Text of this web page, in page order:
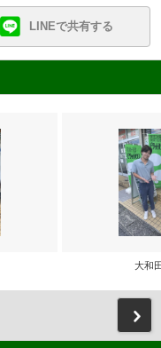
LINEで共有する
大和